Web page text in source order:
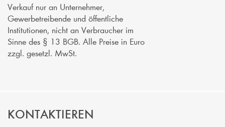
Verkauf nur an Unternehmer,
Gewerbetreibende und öffentliche
Institutionen, nicht an Verbraucher im
Sinne des § 13 BGB. Alle Preise in Euro
zzgl. gesetzl. MwSt.
KONTAKTIEREN